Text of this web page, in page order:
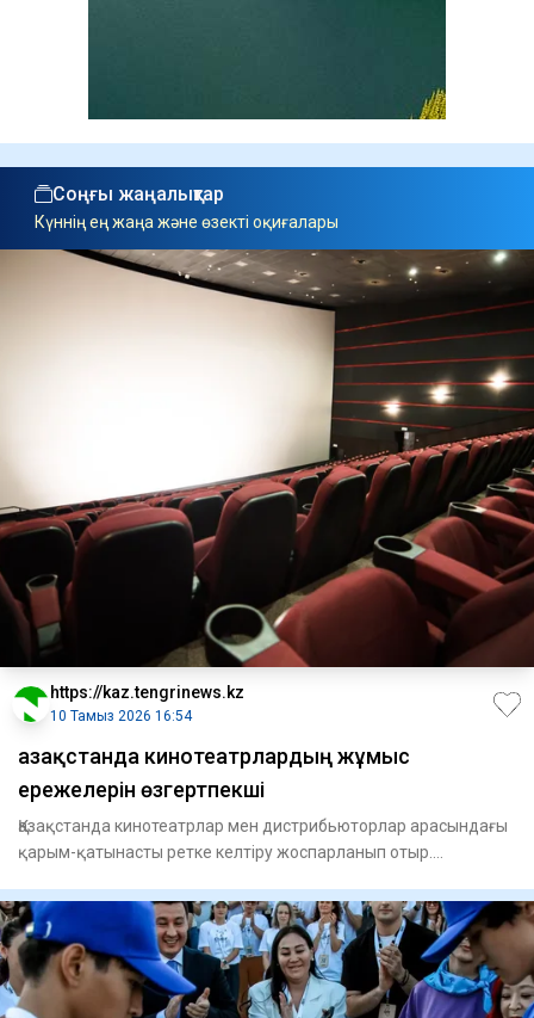
Соңғы жаңалықтар
Күннің ең жаңа және өзекті оқиғалары
https://kaz.tengrinews.kz
10 Тамыз 2026 16:54
Қазақстанда кинотеатрлардың жұмыс
ережелерін өзгертпекші
Қазақстанда кинотеатрлар мен дистрибьюторлар арасындағы
қарым-қатынасты ретке келтіру жоспарланып отыр.